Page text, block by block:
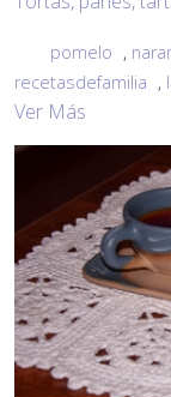
pomelo ,
recetasdefamilia ,
Ver Más